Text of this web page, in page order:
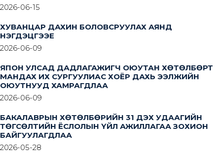
2026-06-15
ХУВАНЦАР ДАХИН БОЛОВСРУУЛАХ АЯНД
НЭГДЭЦГЭЭЕ
2026-06-09
ЯПОН УЛСАД ДАДЛАГАЖИГЧ ОЮУТАН ХӨТӨЛБӨРТ
МАНДАХ ИХ СУРГУУЛИАС ХОЁР ДАХЬ ЭЭЛЖИЙН
ОЮУТНУУД ХАМРАГДЛАА
2026-06-09
БАКАЛАВРЫН ХӨТӨЛБӨРИЙН 31 ДЭХ УДААГИЙН
ТӨГСӨЛТИЙН ЁСЛОЛЫН ҮЙЛ АЖИЛЛАГАА ЗОХИОН
БАЙГУУЛАГДЛАА
2026-05-28